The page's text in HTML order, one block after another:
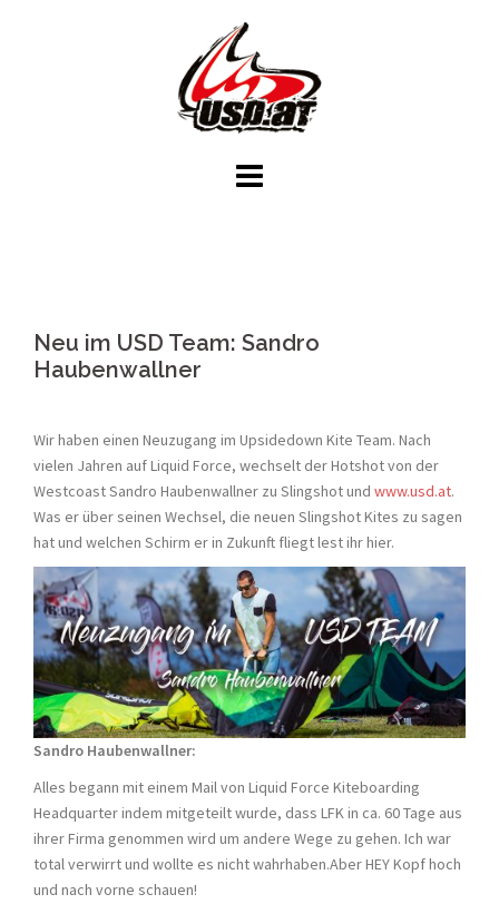
Neu im USD Team: Sandro
Haubenwallner
Wir haben einen Neuzugang im Upsidedown Kite Team. Nach
vielen Jahren auf Liquid Force, wechselt der Hotshot von der
Westcoast Sandro Haubenwallner zu Slingshot und www.usd.at.
Was er über seinen Wechsel, die neuen Slingshot Kites zu sagen
hat und welchen Schirm er in Zukunft fliegt lest ihr hier.
Sandro Haubenwallner:
Alles begann mit einem Mail von Liquid Force Kiteboarding
Headquarter indem mitgeteilt wurde, dass LFK in ca. 60 Tage aus
ihrer Firma genommen wird um andere Wege zu gehen. Ich war
total verwirrt und wollte es nicht wahrhaben.Aber HEY Kopf hoch
und nach vorne schauen!